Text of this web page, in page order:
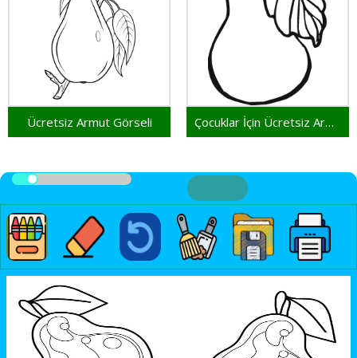
Ücretsiz Armut Görseli Çocuklar İçin Ücretsiz Armut